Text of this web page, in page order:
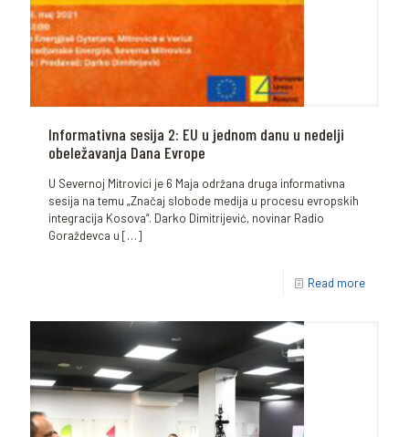
Informativna sesija 2: EU u jednom danu u nedelji
obeležavanja Dana Evrope
U Severnoj Mitrovici je 6 Maja održana druga informativna
sesija na temu „Značaj slobode medija u procesu evropskih
integracija Kosova“. Darko Dimitrijević, novinar Radio
Goraždevca u […]
Read more